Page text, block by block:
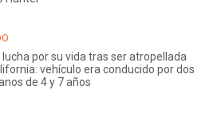
lucha por su vida tras ser atropellada
vehículo era conducido por dos
de 4 y 7 años